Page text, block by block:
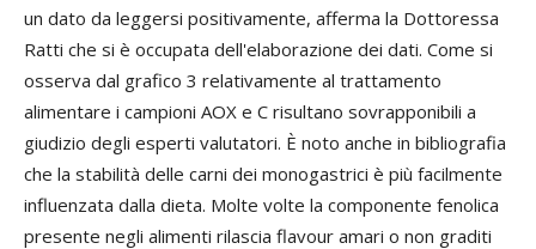
un dato da leggersi positivamente, afferma la Dottoressa
Ratti che si è occupata dell'elaborazione dei dati. Come si
osserva dal grafico 3 relativamente al trattamento
alimentare i campioni AOX e C risultano sovrapponibili a
giudizio degli esperti valutatori. È noto anche in bibliografia
che la stabilità delle carni dei monogastrici è più facilmente
influenzata dalla dieta. Molte volte la componente fenolica
presente negli alimenti rilascia flavour amari o non graditi